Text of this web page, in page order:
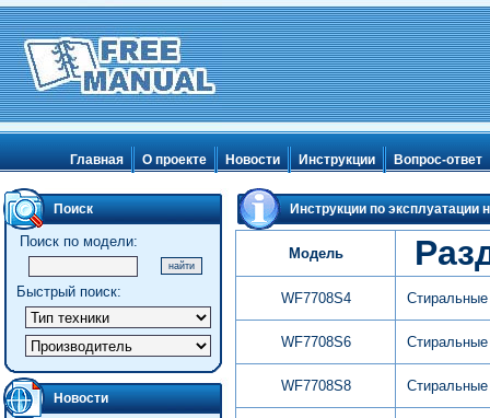
Главная О проекте Новости Инструкции Вопрос-ответ
Поиск
Поиск по модели:
Быстрый поиск:
Новости
Инструкции по эксплуатации
Модель
WF7708S4
WF7708S6
WF7708S8